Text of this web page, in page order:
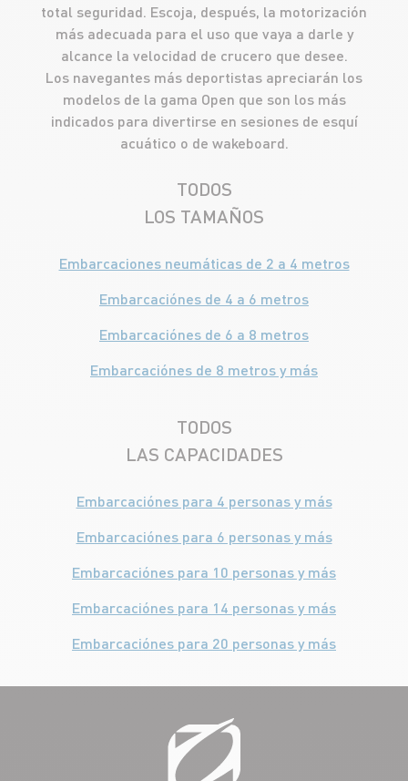
total seguridad. Escoja, después, la motorización
más adecuada para el uso que vaya a darle y
alcance la velocidad de crucero que desee.
Los navegantes más deportistas apreciarán los
modelos de la gama Open que son los más
indicados para divertirse en sesiones de esquí
acuático o de wakeboard.
TODOS
LOS TAMAÑOS
Embarcaciones neumáticas de 2 a 4 metros
Embarcaciónes de 4 a 6 metros
Embarcaciónes de 6 a 8 metros
Embarcaciónes de 8 metros y más
TODOS
LAS CAPACIDADES
Embarcaciónes para 4 personas y más
Embarcaciónes para 6 personas y más
Embarcaciónes para 10 personas y más
Embarcaciónes para 14 personas y más
Embarcaciónes para 20 personas y más